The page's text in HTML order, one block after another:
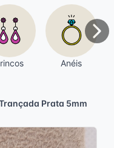
Anéis
Prata 5mm